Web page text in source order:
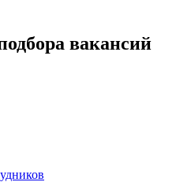
вакансий